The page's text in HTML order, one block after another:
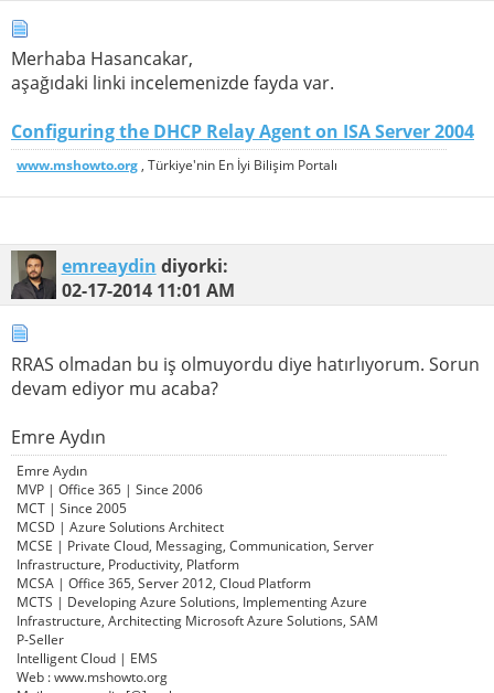
Merhaba Hasancakar,
aşağıdaki linki incelemenizde fayda var.
Configuring the DHCP Relay Agent on ISA Server 2004
www.mshowto.org , Türkiye'nin En İyi Bilişim Portalı
emreaydin diyorki:
02-17-2014 11:01 AM
RRAS olmadan bu iş olmuyordu diye hatırlıyorum. Sorun
devam ediyor mu acaba?
Emre Aydın
Emre Aydın
MVP | Office 365 | Since 2006
MCT | Since 2005
MCSD | Azure Solutions Architect
MCSE | Private Cloud, Messaging, Communication, Server
Infrastructure, Productivity, Platform
MCSA | Office 365, Server 2012, Cloud Platform
MCTS | Developing Azure Solutions, Implementing Azure
Infrastructure, Architecting Microsoft Azure Solutions, SAM
P-Seller
Intelligent Cloud | EMS
Web : www.mshowto.org